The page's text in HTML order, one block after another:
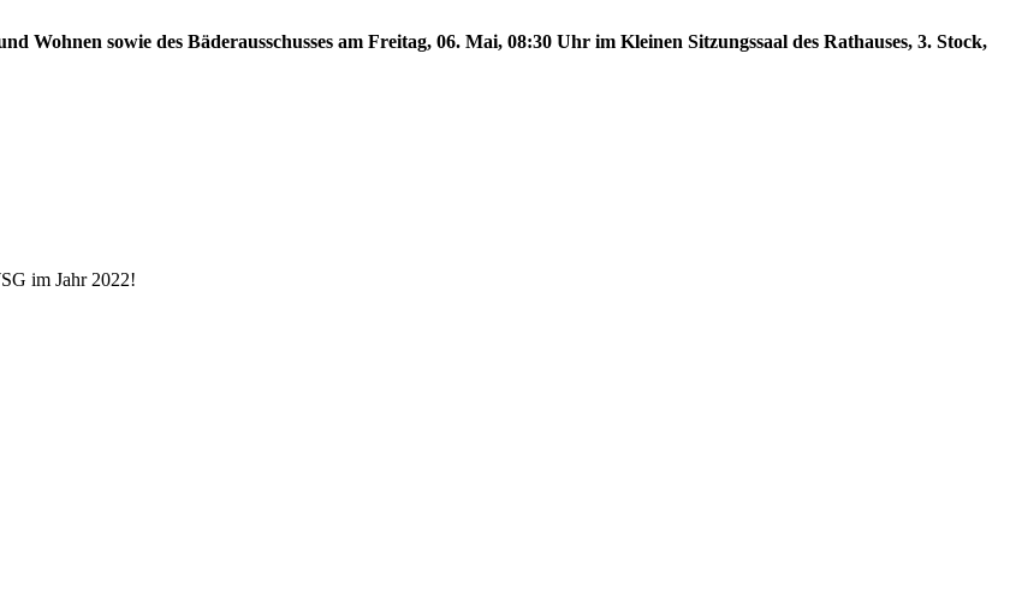
Wohnen sowie des Bäderausschusses am Freitag, 06. Mai, 08:30 Uhr im Kleinen Sitzungssaal des Rathauses, 3. Stock,
im Jahr 2022!